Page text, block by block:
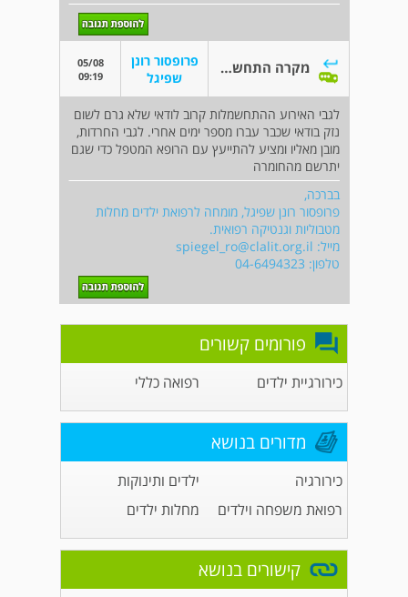
מקרה התחשמלות.
פרופסור רונן
שפיגל
05/08
09:19
לגבי האירוע ההתחשמלות קרוב לודאי שלא גרם לשום
נזק בודאי שכבר עברו מספר ימים אחרי. לגבי החרדות,
מובן מאליו ומציע להתייעץ עם הרופא המטפל כדי שגם
יתרשם מהחומרה
בברכה,
פרופסור רונן שפיגל, מומחה לרפואת ילדים מחלות
מטבוליות וגנטיקה רפואית.
מייל: spiegel_ro@clalit.org.il
טלפון: 04-6494323
פורומים קשורים
כירורגיית ילדים רפואה כללי
מדורים בנושא
כירורגיה
ילדים ותינוקות
רפואת משפחה וילדים
מחלות ילדים
קישורים בנושא